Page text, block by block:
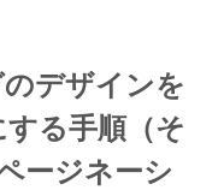
のデザインを
る手順（そ
ージネーシ